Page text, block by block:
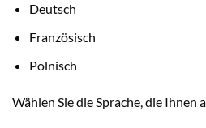
Deutsch
Französisch
Polnisch
Wählen Sie die Sprache, die Ihnen